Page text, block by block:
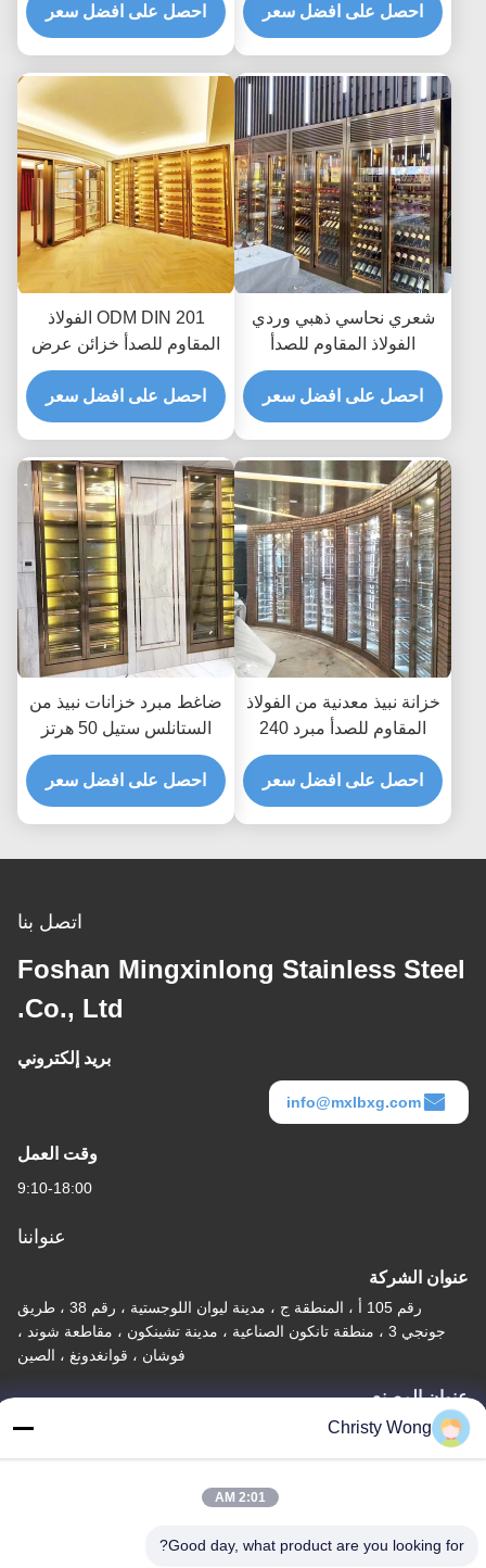
ASTM 316L 201
احصل على افضل سعر
160 سم
احصل على افضل سعر
شعري نحاسي ذهبي وردي
الفولاذ المقاوم للصدأ
خزانات نبيذ ثلاجة 300 مم
إلى 500 مم
احصل على افضل سعر
ODM DIN 201 الفولاذ
المقاوم للصدأ خزائن عرض
النبيذ التجارية ثلاجة تبريد
احصل على افضل سعر
خزانة نبيذ معدنية من الفولاذ
المقاوم للصدأ مبرد 240
فولت 50 هرتز لوحة تحكم
تعمل باللمس
احصل على افضل سعر
ضاغط مبرد خزانات نبيذ من
الستانلس ستيل 50 هرتز
220 فولت مضاد لبصمات
الأصابع
احصل على افضل سعر
اتصل بنا
Foshan Mingxinlong Stainless Steel
Co., Ltd.
بريد إلكتروني
info@mxlbxg.com
وقت العمل
9:10-18:00
عنواننا
عنوان الشركة
رقم 105 أ ، المنطقة ج ، مدينة ليوان اللوجستية ، رقم 38 ، طريق
جونجي 3 ، منطقة تانكون الصناعية ، مدينة تشينكون ، مقاطعة شوند ،
فوشان ، قوانغدونغ ، الصين
عنوان المصنع
رقم 105 أ ، المنطقة ج ، مدينة ليوان اللوجستية ، رقم 38 ، طريق
Christy Wong
2:01 AM
Good day, what product are you looking for?